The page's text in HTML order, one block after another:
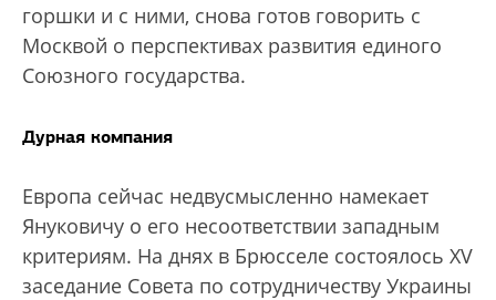
горшки и с ними, снова готов говорить с
Москвой о перспективах развития единого
Союзного государства.
Дурная компания
Европа сейчас недвусмысленно намекает
Януковичу о его несоответствии западным
критериям. На днях в Брюсселе состоялось XV
заседание Совета по сотрудничеству Украины